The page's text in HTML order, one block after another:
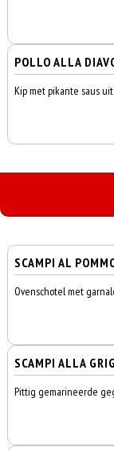
POLLO ALLA
Kip met pikante saus
SCAMPI AL
Ovenschotel met
SCAMPI ALLA
Pittig gemarineerde